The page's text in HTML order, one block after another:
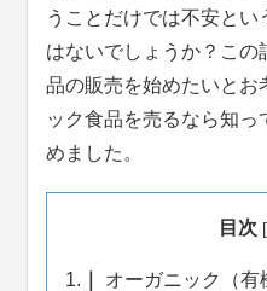
うことだけでは不安と
はないでしょうか？この
品の販売を始めたいとお
ック食品を売るなら知っ
めました。
目次 [
1. オーガニック（有